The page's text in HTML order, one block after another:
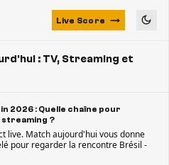
Live Score
: TV, Streaming et
2026 : Quelle chaîne pour
?
live. Match aujourd'hui vous donne
pour regarder la rencontre Brésil -